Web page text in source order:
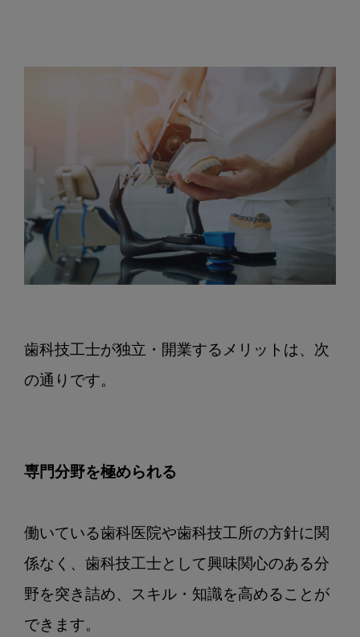
歯科技工士が独立・開業するメリットは、次
の通りです。
専門分野を極められる
働いている歯科医院や歯科技工所の方針に関
係なく、歯科技工士として興味関心のある分
野を突き詰め、スキル・知識を高めることが
できます。